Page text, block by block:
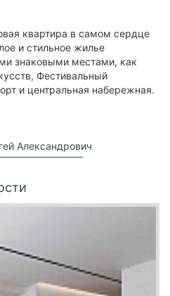
квартира в самом сердце
и стильное жилье
знаковыми местами, как
Фестивальный
и центральная набережная.
Александрович